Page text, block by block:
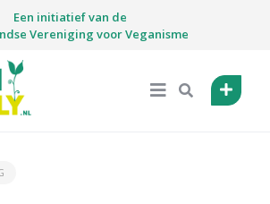
Een initiatief van de
Vereniging voor Veganisme